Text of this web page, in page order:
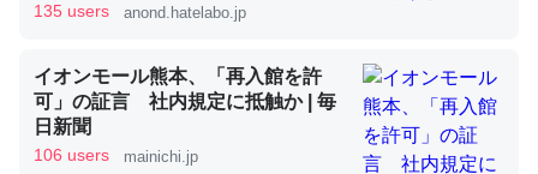
─ニュース :: 【研究発表】昆虫学の大問題＝「昆虫はなぜ海にいな
135 users anond.hatelabo.jp
イオンモール熊本、「再入館を許
可」の証言 社内規定に抵触か | 毎
日新聞
106 users mainichi.jp